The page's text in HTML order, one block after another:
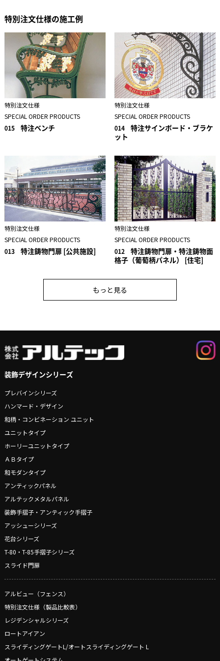
特別注文仕様の施工例
特別注文仕様
SPECIAL ORDER PRODUCTS
015 特注ベンチ
特別注文仕様
SPECIAL ORDER PRODUCTS
014
特注サインボード・ブラケ
ット
特別注文仕様
SPECIAL ORDER PRODUCTS
013 特注鋳物門扉 [公共施設]
特別注文仕様
SPECIAL ORDER PRODUCTS
012
特注鋳物門扉・特注鋳物面
格子（葡萄柄パネル） [住宅]
もっと見る
装飾デザインシリーズ
プレバインシリーズ
ハンマード・デザイン
和柄・コンビネーション ユニット
ユニットタイプ
ホーリーユニットタイプ
ＡＢタイプ
和モダンタイプ
アンティックパネル
アルテックメタルパネル
装飾手摺子・アンティック手摺子
アッシューシリーズ
花台シリーズ
T-80・T-85手摺子シリーズ
スライド門扉
アルビュー（フェンス）
特別注文仕様（製品比較表）
レジデンシャルシリーズ
ロートアイアン
スライディングゲートL/オートスライディングゲート L